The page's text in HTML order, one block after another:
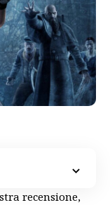
recensione,